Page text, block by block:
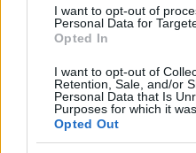
I want to opt-out of
Personal Data for
Opted In
I want to opt-out of
Retention, Sale, and/or
Personal Data that Is
Purposes for which it
Opted Out
Cook, με το ρεκόρ από
νέου iPad.
Συγκεκριμένα, η Apple
πουληθεί περισσότερα
από την Παρασκευή. O